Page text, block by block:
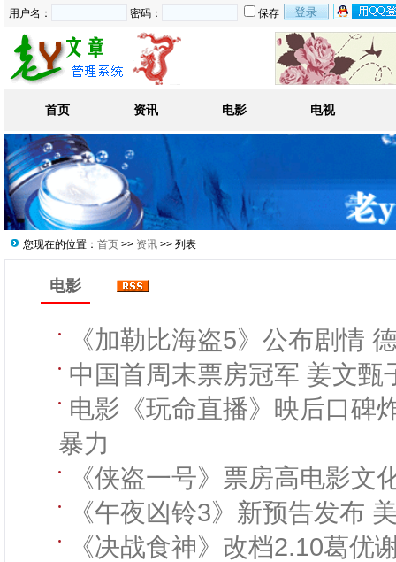
用户名： 密码： 保存
首页 资讯 电影 电视
您现在的位置： 首页 >> 资讯 >> 列表
电影
《加勒比海盗5》公布剧情
中国首周末票房冠军 姜文甄
电影《玩命直播》映后口碑
暴力
《侠盗一号》票房高电影文
《午夜凶铃3》新预告发布
《决战食神》改档2.10葛优